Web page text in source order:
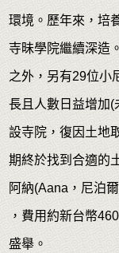
環境。歷年來，培
寺昧學院繼續深造
之外，另有29位小
長且人數日益增加(
設寺院，復因土地
期終於找到合適的
阿納(Aana，尼泊
，費用約新台幣
盛舉。